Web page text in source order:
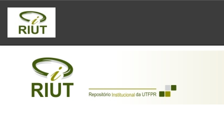
Skip
navigation